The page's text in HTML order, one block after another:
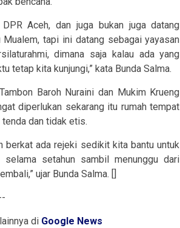
Aceh, dan juga bukan juga datang
tapi ini datang sebagai yayasan
dimana saja kalau ada yang
tetap kita kunjungi,” kata Bunda Salma.
Baroh Nuraini dan Mukim Krueng
diperlukan sekarang itu rumah tempat
dan tidak etis.
berkat ada rejeki sedikit kita bantu untuk
setahun sambil menunggu dari
ujar Bunda Salma. []
di Google News